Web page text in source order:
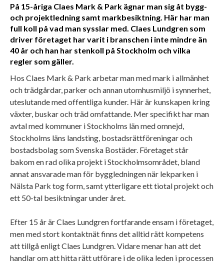
På 15-åriga Claes Mark & Park ägnar man sig åt bygg-
och projektledning samt markbesiktning. Här har man
full koll på vad man sysslar med. Claes Lundgren som
driver företaget har varit i branschen i inte mindre än
40 år och han har stenkoll på Stockholm och vilka
regler som gäller.
Hos Claes Mark & Park arbetar man med mark i allmänhet
och trädgårdar, parker och annan utomhusmiljö i synnerhet,
uteslutande med offentliga kunder. Här är kunskapen kring
växter, buskar och träd omfattande. Mer specifikt har man
avtal med kommuner i Stockholms län med omnejd,
Stockholms läns landsting, bostadsrättföreningar och
bostadsbolag som Svenska Bostäder. Företaget står
bakom en rad olika projekt i Stockholmsområdet, bland
annat ansvarade man för byggledningen när lekparken i
Nälsta Park tog form, samt ytterligare ett tiotal projekt och
ett 50-tal besiktningar under året.
Efter 15 år är Claes Lundgren fortfarande ensam i företaget,
men med stort kontaktnät finns det alltid rätt kompetens
att tillgå enligt Claes Lundgren. Vidare menar han att det
handlar om att hitta rätt utförare i de olika leden i processen